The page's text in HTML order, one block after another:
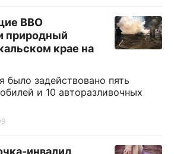
ВВО
природный
крае на
было задействовано пять
и 10 авторазливочных
инвалид